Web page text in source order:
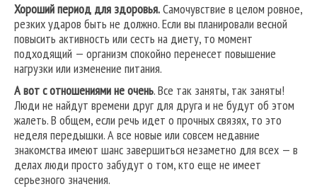
Хороший период для здоровья.Самочувствие в целом ровное,
резких ударов быть не должно. Если вы планировали весной
повысить активность или сесть на диету, то момент
подходящий — организм спокойно перенесет повышение
нагрузки или изменение питания.
А вот с отношениями не очень. Все так заняты, так заняты!
Люди не найдут времени друг для друга и не будут об этом
жалеть. В общем, если речь идет о прочных связях, то это
неделя передышки. А все новые или совсем недавние
знакомства имеют шанс завершиться незаметно для всех — в
делах люди просто забудут о том, кто еще не имеет
серьезного значения.